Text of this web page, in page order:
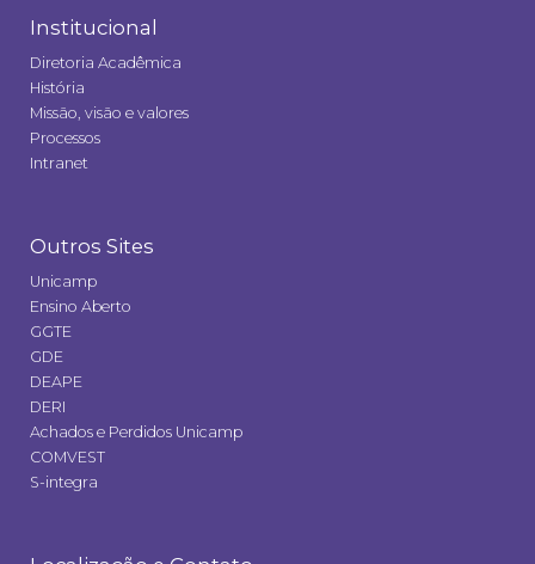
Institucional
Diretoria Acadêmica
História
Missão, visão e valores
Processos
Intranet
Outros Sites
Unicamp
Ensino Aberto
GGTE
GDE
DEAPE
DERI
Achados e Perdidos Unicamp
COMVEST
S-integra